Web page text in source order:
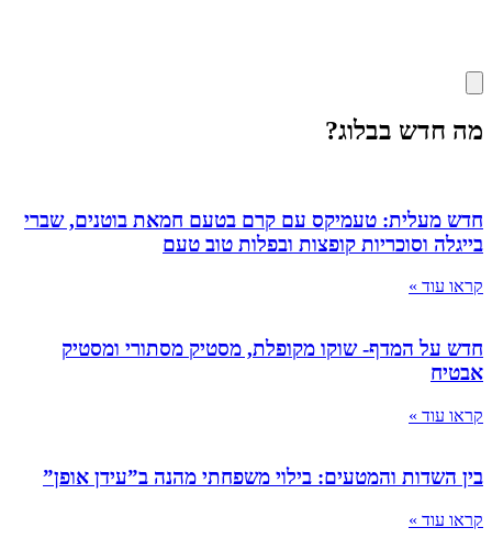
מה חדש בבלוג?
חדש מעלית: טעמיקס עם קרם בטעם חמאת בוטנים, שברי
בייגלה וסוכריות קופצות ובפלות טוב טעם
קראו עוד »
חדש על המדף- שוקו מקופלת, מסטיק מסתורי ומסטיק
אבטיח
קראו עוד »
בין השדות והמטעים: בילוי משפחתי מהנה ב”עידן אופן”
קראו עוד »